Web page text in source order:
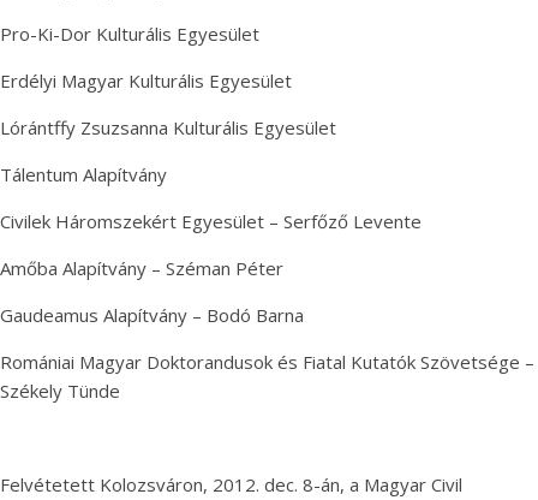
Pro-Ki-Dor Kulturális Egyesület
Erdélyi Magyar Kulturális Egyesület
Lórántffy Zsuzsanna Kulturális Egyesület
Tálentum Alapítvány
Civilek Háromszekért Egyesület – Serfőző Levente
Amőba Alapítvány – Széman Péter
Gaudeamus Alapítvány – Bodó Barna
Romániai Magyar Doktorandusok és Fiatal Kutatók Szövetsége –
Székely Tünde
Felvétetett Kolozsváron, 2012. dec. 8-án, a Magyar Civil